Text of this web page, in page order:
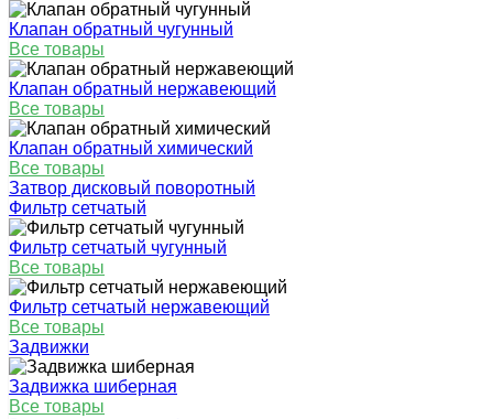
Клапан обратный чугунный
Все товары
Клапан обратный нержавеющий
Все товары
Клапан обратный химический
Все товары
Затвор дисковый поворотный
Фильтр сетчатый
Фильтр сетчатый чугунный
Все товары
Фильтр сетчатый нержавеющий
Все товары
Задвижки
Задвижка шиберная
Все товары